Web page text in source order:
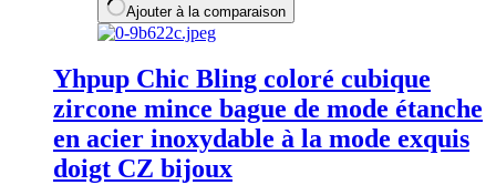
Ajouter à la comparaison
Yhpup Chic Bling coloré cubique
zircone mince bague de mode étanche
en acier inoxydable à la mode exquis
doigt CZ bijoux